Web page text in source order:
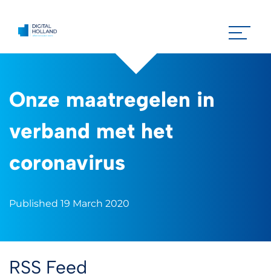
Onze maatregelen in
verband met het
coronavirus
Published 19 March 2020
RSS Feed